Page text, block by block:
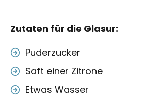
Zutaten für die Glasur:
Puderzucker
Saft einer Zitrone
Etwas Wasser